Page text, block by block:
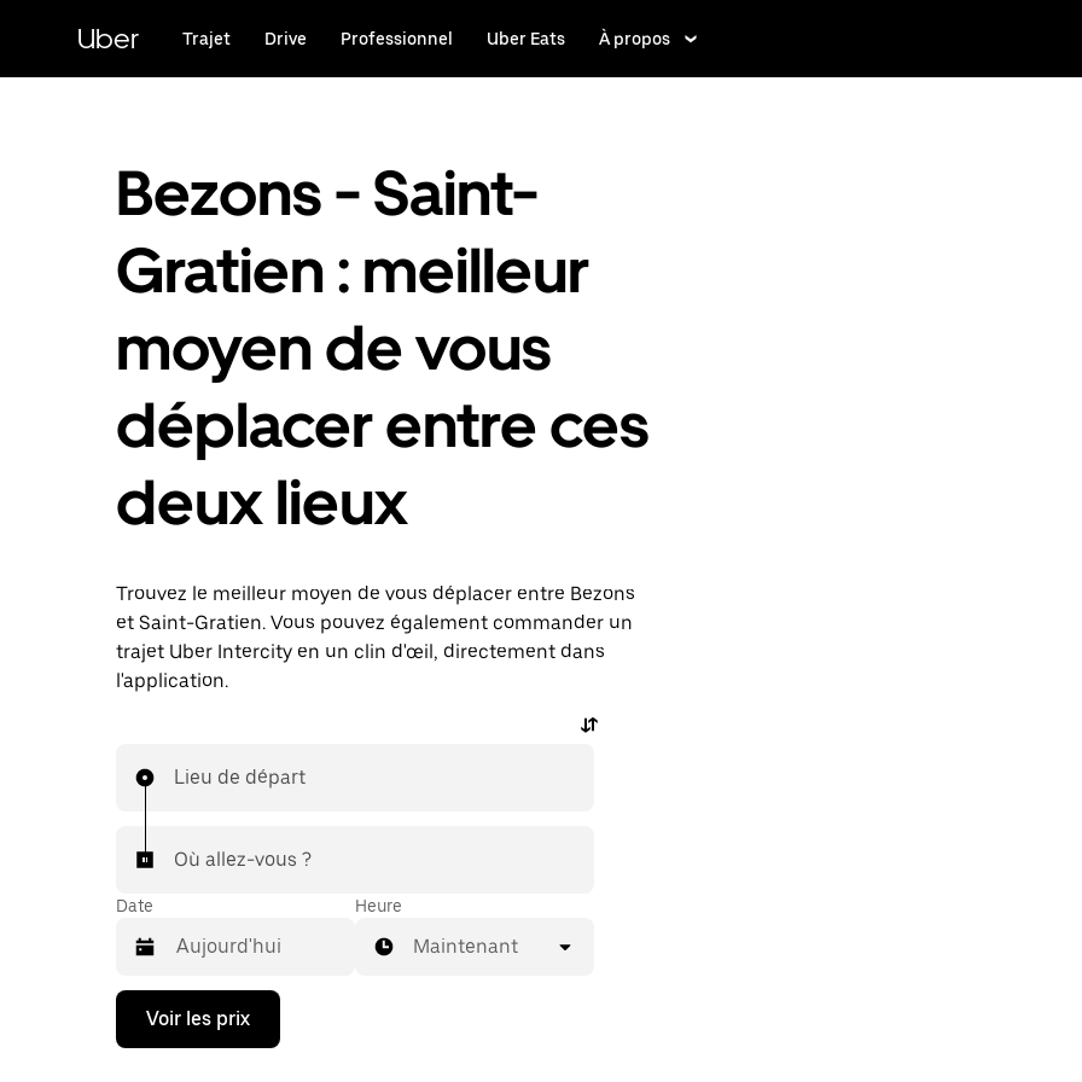
principal
Uber Trajet Drive Professionnel Uber Eats À propos
Bezons - Saint-
Gratien : meilleur
moyen de vous
déplacer entre ces
deux lieux
Trouvez le meilleur moyen de vous déplacer entre Bezons
et Saint-Gratien. Vous pouvez également commander un
trajet Uber Intercity en un clin d'œil, directement dans
l'application.
Lieu de départ
Où allez-vous ?
Date
Appuyez
la
Heure
Maintenant
Voir les prix